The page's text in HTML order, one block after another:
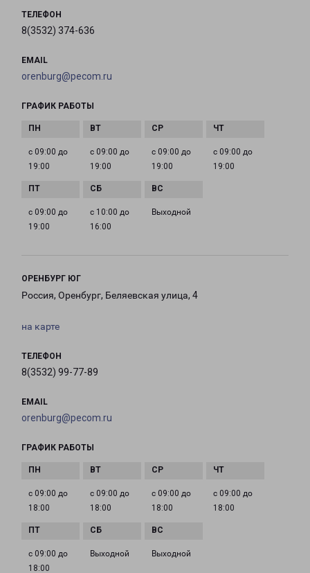
ТЕЛЕФОН
8(3532) 374-636
EMAIL
orenburg@pecom.ru
ГРАФИК РАБОТЫ
с 09:00 до
19:00
с 09:00 до
19:00
с 09:00 до
19:00
с 09:00 до
19:00
с 09:00 до
19:00
с 10:00 до
16:00
Выходной
ОРЕНБУРГ ЮГ
Россия, Оренбург, Беляевская улица, 4
на карте
ТЕЛЕФОН
8(3532) 99-77-89
EMAIL
orenburg@pecom.ru
ГРАФИК РАБОТЫ
с 09:00 до
18:00
с 09:00 до
18:00
с 09:00 до
18:00
с 09:00 до
18:00
с 09:00 до
18:00
Выходной Выходной